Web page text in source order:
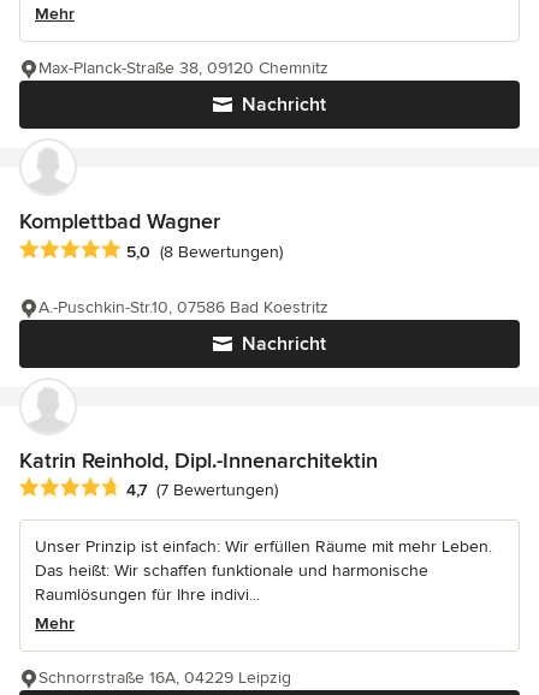
Mehr
Nachricht
Max-Planck-Straße 38, 09120 Chemnitz
Komplettbad Wagner
Durchschnittliche Bewertung: 5 von 5 Sternen
5,0 (8 Bewertungen)
Nachricht
A.-Puschkin-Str.10, 07586 Bad Koestritz
Katrin Reinhold, Dipl.-Innenarchitektin
Durchschnittliche Bewertung: 4.7 von 5 Sternen
4,7 (7 Bewertungen)
Unser Prinzip ist einfach: Wir erfüllen Räume mit mehr Leben.
Das heißt: Wir schaffen funktionale und harmonische
Raumlösungen für Ihre indivi...
Mehr
Schnorrstraße 16A, 04229 Leipzig